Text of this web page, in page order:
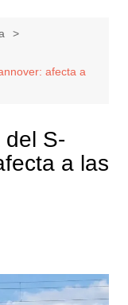
afecta a
del S-
a las